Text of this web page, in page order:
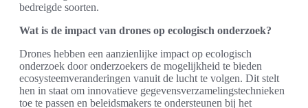
bedreigde soorten.
Wat is de impact van drones op ecologisch onderzoek?
Drones hebben een aanzienlijke impact op ecologisch
onderzoek door onderzoekers de mogelijkheid te bieden
ecosysteemveranderingen vanuit de lucht te volgen. Dit stelt
hen in staat om innovatieve gegevensverzamelingstechnieken
toe te passen en beleidsmakers te ondersteunen bij het